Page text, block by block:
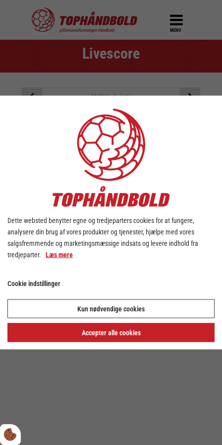
MENU
Livescore
lørdag - 6. juni
Der er ingen kampe på den
valgte dato
Brug dato vælgeren ovenover for at vælge en anden
Cookie indstillinger
Privatlivs- og cookiepolitik
Dette websted benytter egne og tredjeparters cookies for at fungere,
analysere din brug af vores produkter og tjenester, hjælpe med vores
salgsfremmende og marketingsmæssige indsats og levere indhold fra
tredjeparter. Læs mere
Cookie indstillinger
Kun nødvendige cookies
Accepter alle cookies